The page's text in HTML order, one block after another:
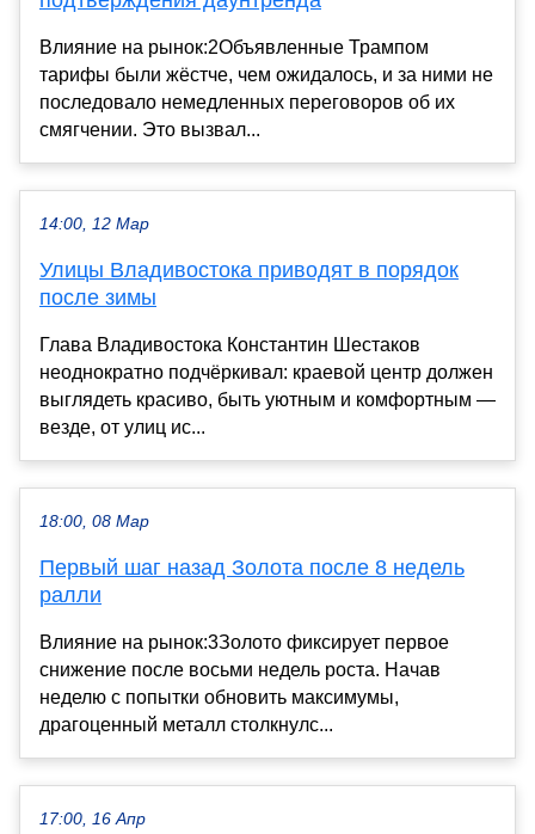
Влияние на рынок:2Объявленные Трампом
тарифы были жёстче, чем ожидалось, и за ними не
последовало немедленных переговоров об их
смягчении. Это вызвал...
14:00, 12 Мар
Улицы Владивостока приводят в порядок
после зимы
Глава Владивостока Константин Шестаков
неоднократно подчёркивал: краевой центр должен
выглядеть красиво, быть уютным и комфортным —
везде, от улиц ис...
18:00, 08 Мар
Первый шаг назад Золота после 8 недель
ралли
Влияние на рынок:3Золото фиксирует первое
снижение после восьми недель роста. Начав
неделю с попытки обновить максимумы,
драгоценный металл столкнулс...
17:00, 16 Апр